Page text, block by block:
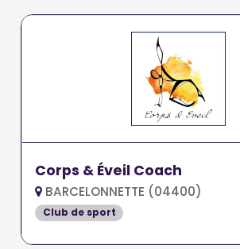
Corps & Éveil Coach
BARCELONNETTE (04400)
Club de sport